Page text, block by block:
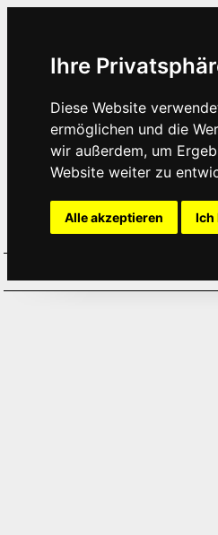
Ihre
Diese Website
ermöglichen und die
wir außerdem, um
Website weiter zu
Alle akzeptieren Ich